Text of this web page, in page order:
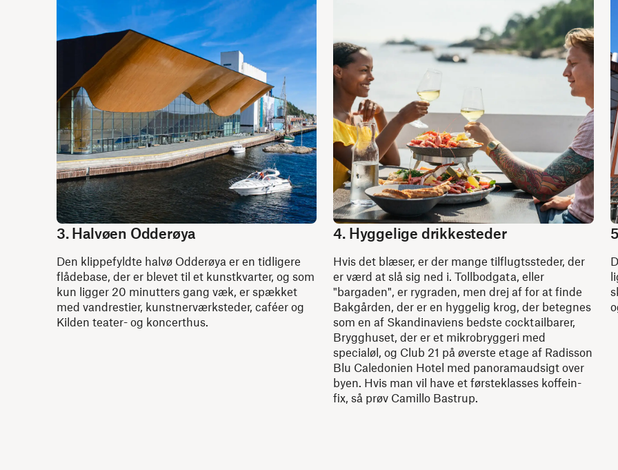
3. Halvøen Odderøya
Den klippefyldte halvø Odderøya er en tidligere
flådebase, der er blevet til et kunstkvarter, og som
kun ligger 20 minutters gang væk, er spækket
med vandrestier, kunstnerværksteder, caféer og
Kilden teater- og koncerthus.
4. Hyggelige drikkesteder
Hvis det blæser, er der mange tilflugtssteder, der
er værd at slå sig ned i. Tollbodgata, eller
"bargaden", er rygraden, men drej af for at finde
Bakgården, der er en hyggelig krog, der betegnes
som en af Skandinaviens bedste cocktailbarer,
Brygghuset, der er et mikrobryggeri med
specialøl, og Club 21 på øverste etage af Radisson
Blu Caledonien Hotel med panoramaudsigt over
byen. Hvis man vil have et førsteklasses koffein-
fix, så prøv Camillo Bastrup.